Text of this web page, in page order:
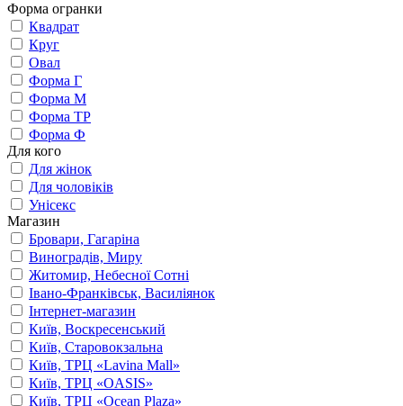
Форма огранки
Квадрат
Круг
Овал
Форма Г
Форма М
Форма ТР
Форма Ф
Для кого
Для жінок
Для чоловіків
Унісекс
Магазин
Бровари, Гагаріна
Виноградів, Миру
Житомир, Небесної Сотні
Івано-Франківськ, Василіянок
Інтернет-магазин
Київ, Воскресенський
Київ, Старовокзальна
Київ, ТРЦ «Lavina Mall»
Київ, ТРЦ «OASIS»
Київ, ТРЦ «Ocean Plaza»